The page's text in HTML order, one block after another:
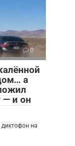
0
а
— и он
на